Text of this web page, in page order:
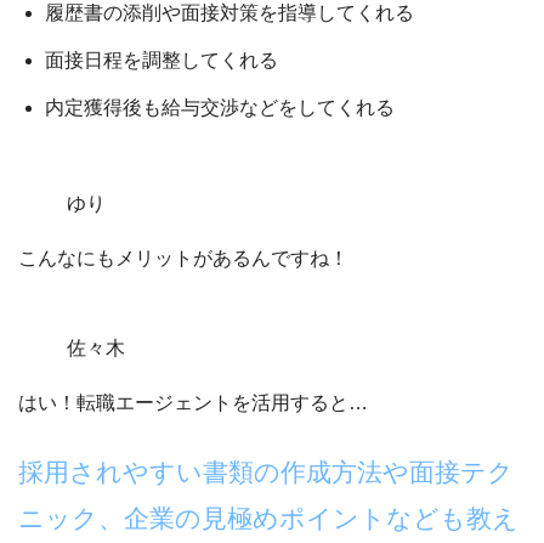
履歴書の添削や面接対策を指導してくれる
面接日程を調整してくれる
内定獲得後も給与交渉などをしてくれる
ゆり
こんなにもメリットがあるんですね！
佐々木
はい！転職エージェントを活用すると…
採用されやすい書類の作成方法や面接テク
ニック、企業の見極めポイントなども教え